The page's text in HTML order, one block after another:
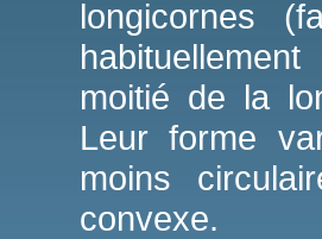
longicornes
moitié de la
Leur forme
moins
convexe.